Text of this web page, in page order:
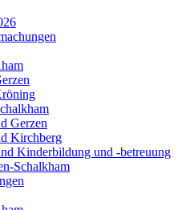
Gerzen
Kirchberg
Kinderbildung und -betreuung
Schalkham